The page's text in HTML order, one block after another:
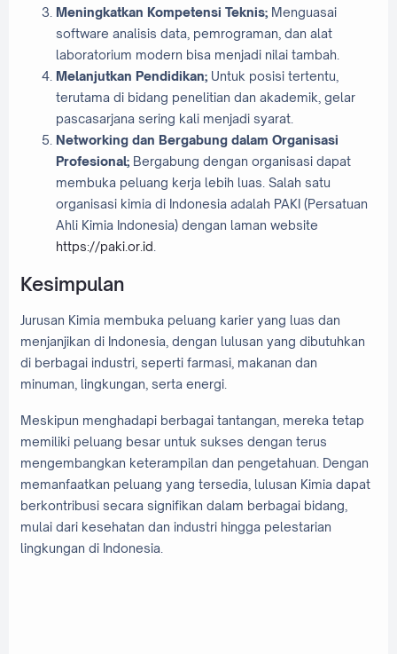
Meningkatkan Kompetensi Teknis; Menguasai
software analisis data, pemrograman, dan alat
laboratorium modern bisa menjadi nilai tambah.
Melanjutkan Pendidikan; Untuk posisi tertentu,
terutama di bidang penelitian dan akademik, gelar
pascasarjana sering kali menjadi syarat.
Networking dan Bergabung dalam Organisasi
Profesional; Bergabung dengan organisasi dapat
membuka peluang kerja lebih luas. Salah satu
organisasi kimia di Indonesia adalah PAKI (Persatuan
Ahli Kimia Indonesia) dengan laman website
https://paki.or.id
Kesimpulan
Jurusan Kimia membuka peluang karier yang luas dan
menjanjikan di Indonesia, dengan lulusan yang dibutuhkan
di berbagai industri, seperti farmasi, makanan dan
minuman, lingkungan, serta energi.
Meskipun menghadapi berbagai tantangan, mereka tetap
memiliki peluang besar untuk sukses dengan terus
mengembangkan keterampilan dan pengetahuan. Dengan
memanfaatkan peluang yang tersedia, lulusan Kimia dapat
berkontribusi secara signifikan dalam berbagai bidang,
mulai dari kesehatan dan industri hingga pelestarian
lingkungan di Indonesia.